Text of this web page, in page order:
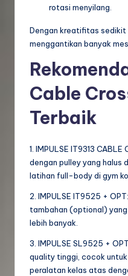
rotasi menyilang.
Dengan kreatifitas sedikit
menggantikan banyak
Cable
Terbaik
1. IMPULSE IT9313 CABLE
dengan pulley yang halus
latihan full-body di gym
2. IMPULSE IT9525 +
tambahan (optional)
lebih banyak.
3. IMPULSE SL9525 +
quality tinggi, cocok untuk
peralatan kelas atas